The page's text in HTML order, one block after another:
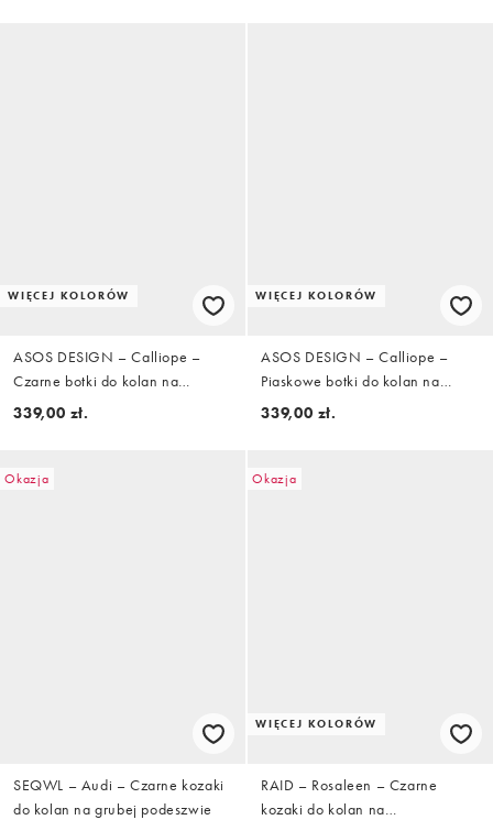
WIĘCEJ KOLORÓW
ASOS DESIGN – Calliope –
Czarne botki do kolan na
obcasie z ozdobnym szwem
339,00 zł.
WIĘCEJ KOLORÓW
ASOS DESIGN – Calliope –
Piaskowe botki do kolan na
obcasie z ozdobnym szwem
339,00 zł.
Okazja
SEQWL – Audi – Czarne kozaki
do kolan na grubej podeszwie
Okazja
WIĘCEJ KOLORÓW
RAID – Rosaleen – Czarne
kozaki do kolan na